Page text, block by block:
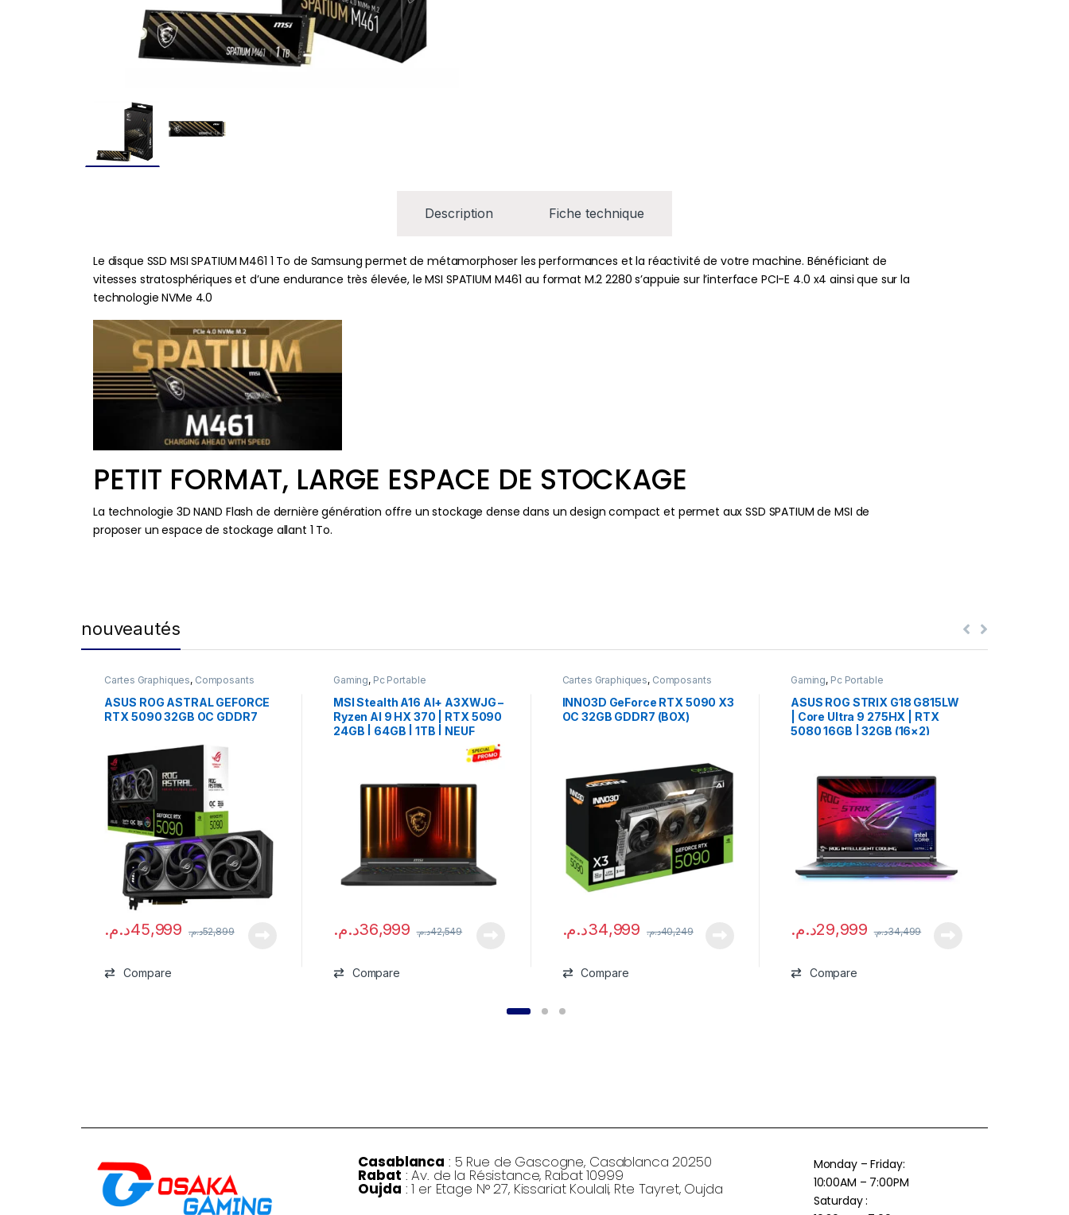
Description Fiche technique
Le disque SSD MSI SPATIUM M461 1 To de Samsung permet de métamorphoser les performances et la réactivité de votre machine. Bénéficiant de
vitesses stratosphériques et d’une endurance très élevée, le MSI SPATIUM M461 au format M.2 2280 s’appuie sur l’interface PCI-E 4.0 x4 ainsi que sur la
technologie NVMe 4.0
PETIT FORMAT, LARGE ESPACE DE STOCKAGE
La technologie 3D NAND Flash de dernière génération offre un stockage dense dans un design compact et permet aux SSD SPATIUM de MSI de
proposer un espace de stockage allant 1 To.
nouveautés
Cartes Graphiques, Composants
NVIDIA
ASUS ROG ASTRAL GEFORCE
RTX 5090 32GB OC GDDR7
45,999د.م. 52,899د.م.
Compare
Gaming, Pc Portable
MSI Stealth A16 AI+ A3XWJG –
Ryzen AI 9 HX 370 | RTX 5090
24GB | 64GB | 1TB | NEUF
36,999د.م. 42,549د.م.
Compare
Cartes Graphiques, Composants
NVIDIA
INNO3D GeForce RTX 5090 X3
OC 32GB GDDR7 (BOX)
34,999د.م. 40,249د.م.
Compare
Gaming, Pc Portable
ASUS ROG STRIX G18 G815LW
| Core Ultra 9 275HX | RTX
5080 16GB | 32GB (16×2)
| NEUF
29,999د.م. 34,499د.م.
Compare
Casablanca : 5 Rue de Gascogne, Casablanca 20250
Rabat : Av. de la Résistance, Rabat 10999
Oujda : 1 er Etage N° 27, Kissariat Koulali, Rte Tayret, Oujda
Monday – Friday:
10:00AM – 7:00PM
Saturday :